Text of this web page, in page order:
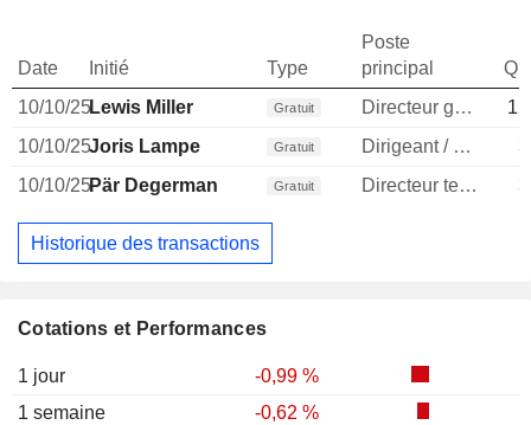
Cotations et Performances
1 jour
-0,99 %
1 semaine
-0,62 %
Date Initié Type
Poste
principal
10/10/25Lewis Miller Gratuit Directeur general
10/10/25Joris Lampe Gratuit Dirigeant / cadre principal
10/10/25Pär Degerman Gratuit Directeur technique
Historique des transactions